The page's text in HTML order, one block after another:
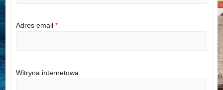
Adres email *
Witryna internetowa